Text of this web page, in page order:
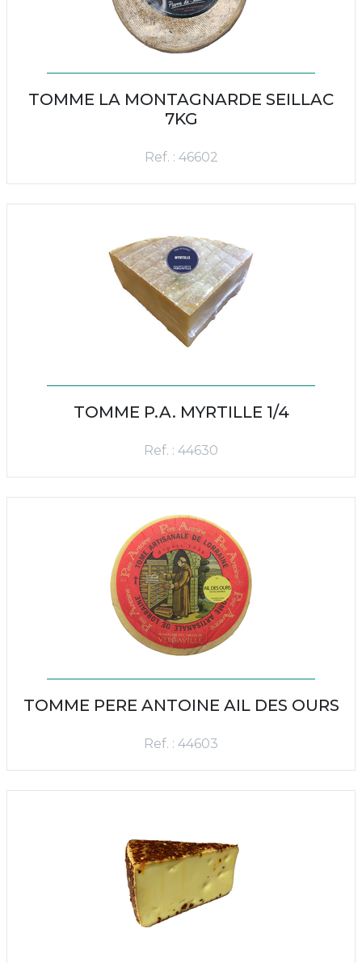
TOMME LA MONTAGNARDE SEILLAC
7KG
Ref. : 46602
TOMME P.A. MYRTILLE 1/4
Ref. : 44630
TOMME PERE ANTOINE AIL DES OURS
Ref. : 44603